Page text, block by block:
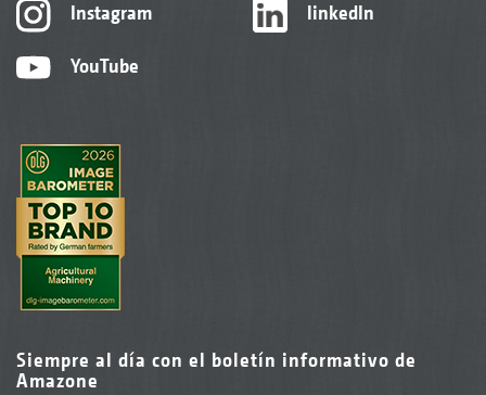
Instagram
YouTube
linkedIn
Siempre al día con el boletín informativo de
Amazone